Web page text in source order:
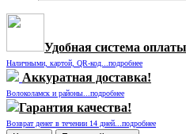
Удобная система
Наличными, картой, QR-код...подробнее
Аккуратная доставка!
Волоколамск и районы...подробнее
Гарантия качества!
Возврат денег в течении 14 дней...подробнее